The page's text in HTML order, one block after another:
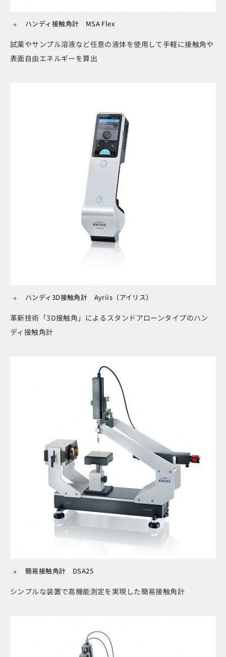
ハンディ接触角計 MSA Flex
試薬やサンプル溶液など任意の液体を使用して手軽に接触角や
表面自由エネルギーを算出
ハンディ3D接触角計 Ayriis（アイリス）
革新技術「3D接触角」によるスタンドアローンタイプのハン
ディ接触角計
簡易接触角計 DSA25
シンプルな装置で高機能測定を実現した簡易接触角計